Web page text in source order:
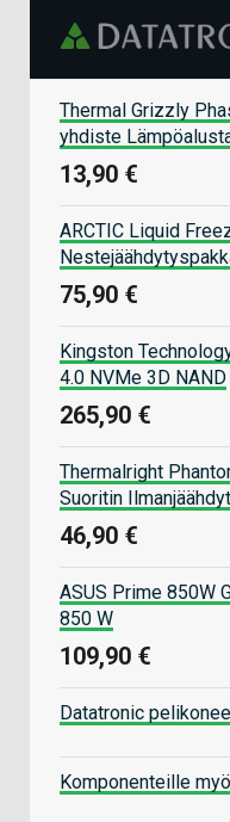
Thermal Grizzly
yhdiste
13,90 €
ARCTIC Liquid
75,90 €
Kingston
4.0 NVMe 3D NAND
265,90 €
Thermalright
Suoritin
46,90 €
ASUS Prime 850W
850 W
109,90 €
Datatronic
Komponenteille